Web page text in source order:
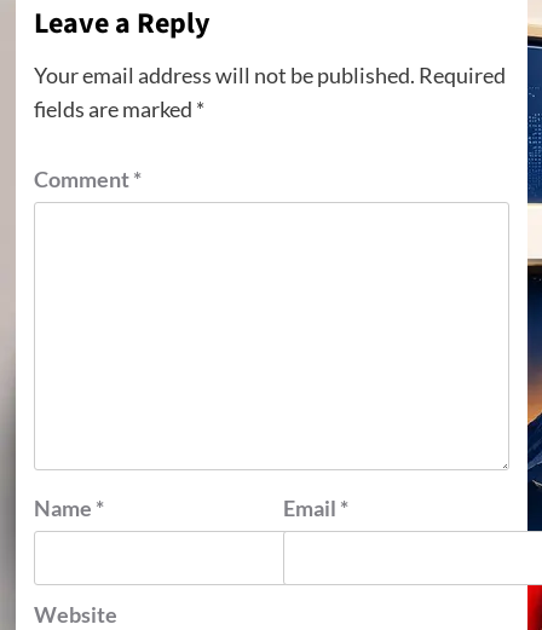
Leave a Reply
Your email address will not be published. Required
fields are marked *
Comment*
Name * Email *
Website